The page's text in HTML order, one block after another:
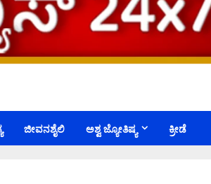
ಜೀವನಶೈಲಿ ಅಶ್ವ ಜ್ಯೋತಿಷ್ಯ ಕ್ರೀಡೆ